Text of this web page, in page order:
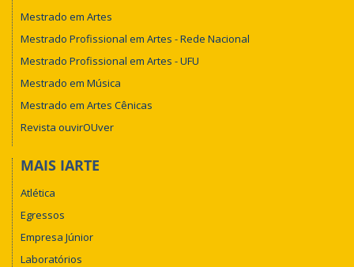
Mestrado em Artes
Mestrado Profissional em Artes - Rede Nacional
Mestrado Profissional em Artes - UFU
Mestrado em Música
Mestrado em Artes Cênicas
Revista ouvirOUver
MAIS IARTE
Atlética
Egressos
Empresa Júnior
Laboratórios